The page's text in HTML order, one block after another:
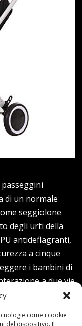
come i cookie
del dispositivo. Il
di un normale
seggiolone
degli urti della
antideflagranti,
a cinque
i bambini di
a due vie